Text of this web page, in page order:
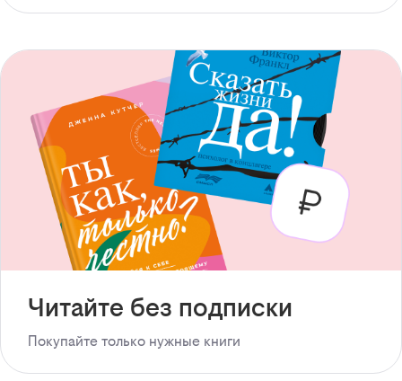
с доступом офлайн
Читайте без подписки
Покупайте только нужные книги